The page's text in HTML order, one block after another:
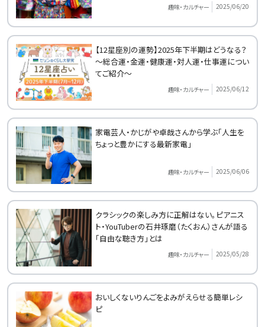
趣味・カルチャー 2025/06/20
【12星座別の運勢】2025年下半期はどうなる？
～総合運・金運・健康運・対人運・仕事運につい
てご紹介～
趣味・カルチャー 2025/06/12
家電芸人・かじがや卓哉さんから学ぶ「人生を
ちょっと豊かにする最新家電」
趣味・カルチャー 2025/06/06
クラシックの楽しみ方に正解はない。ピアニス
ト・YouTuberの石井琢磨（たくおん）さんが語る
「自由な聴き方」とは
趣味・カルチャー 2025/05/28
おいしくないりんごをよみがえらせる簡単レシ
ピ